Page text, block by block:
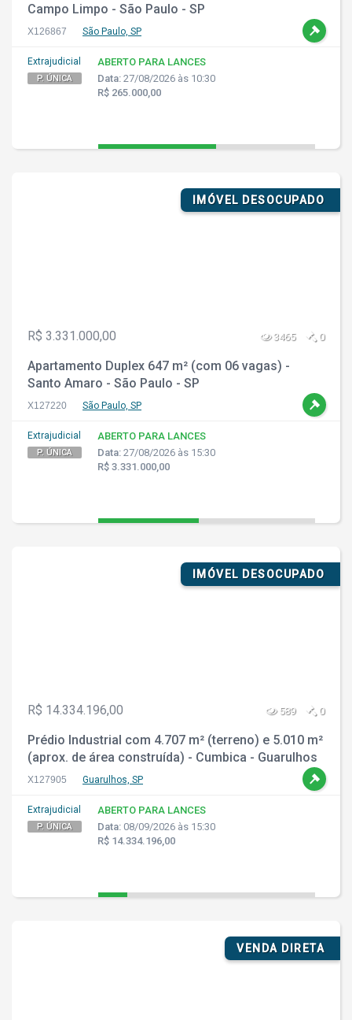
Campo Limpo - São Paulo - SP
X126867 São Paulo, SP
Extrajudicial
P. ÚNICA
ABERTO PARA LANCES
Data: 27/08/2026 às 10:30
R$ 265.000,00
IMÓVEL DESOCUPADO
R$ 3.331.000,00 3465 0
Apartamento Duplex 647 m² (com 06 vagas) -
Santo Amaro - São Paulo - SP
X127220 São Paulo, SP
Extrajudicial
P. ÚNICA
ABERTO PARA LANCES
Data: 27/08/2026 às 15:30
R$ 3.331.000,00
IMÓVEL DESOCUPADO
R$ 14.334.196,00 589 0
Prédio Industrial com 4.707 m² (terreno) e 5.010 m²
(aprox. de área construída) - Cumbica - Guarulhos
- SP
X127905 Guarulhos, SP
Extrajudicial
P. ÚNICA
ABERTO PARA LANCES
Data: 08/09/2026 às 15:30
R$ 14.334.196,00
VENDA DIRETA